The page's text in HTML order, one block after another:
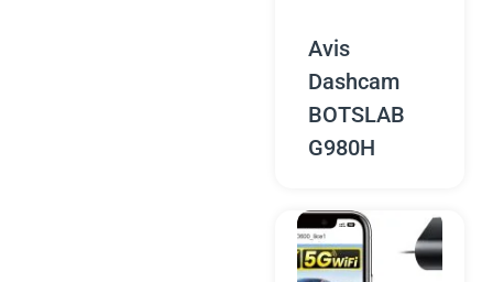
Avis
Dashcam
BOTSLAB
G980H